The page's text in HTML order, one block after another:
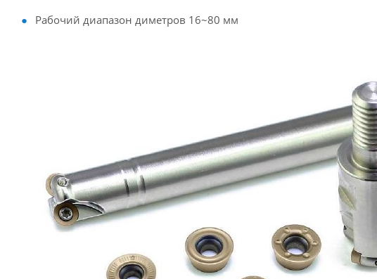
Рабочий диапазон диметров 16~80 мм